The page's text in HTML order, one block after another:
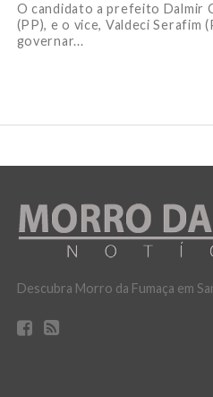
O candidato a prefeito Dalmir
(PP), e o vice, Valdeci Serafim
governar...
Descubra Morro da Fumaça em